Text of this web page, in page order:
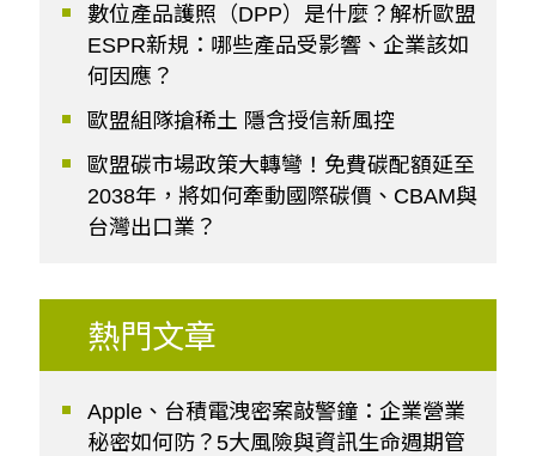
數位產品護照（DPP）是什麼？解析歐盟
ESPR新規：哪些產品受影響、企業該如
何因應？
歐盟組隊搶稀土 隱含授信新風控
歐盟碳市場政策大轉彎！免費碳配額延至
2038年，將如何牽動國際碳價、CBAM與
台灣出口業？
熱門文章
Apple、台積電洩密案敲警鐘：企業營業
秘密如何防？5大風險與資訊生命週期管